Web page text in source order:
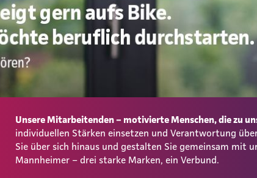
Unsere Mitarbeitenden – motivierte Menschen, die zu
individuellen Stärken einsetzen und Verantwortung
Sie über sich hinaus und gestalten Sie gemeinsam mit
Mannheimer – drei starke Marken, ein Verbund.